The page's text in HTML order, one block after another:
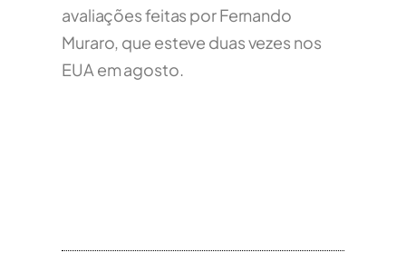
avaliações feitas por Fernando
Muraro, que esteve duas vezes nos
EUA em agosto.